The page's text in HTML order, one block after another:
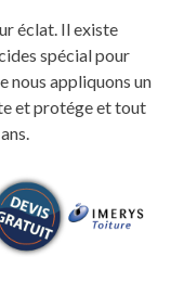
éclat. Il existe
spécial pour
nous appliquons un
et protége et tout